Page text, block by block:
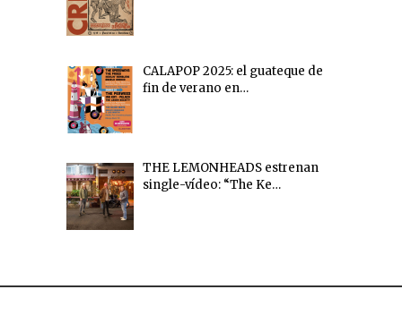
CALAPOP 2025: el guateque de
fin de verano en…
THE LEMONHEADS estrenan
single-vídeo: “The Ke…